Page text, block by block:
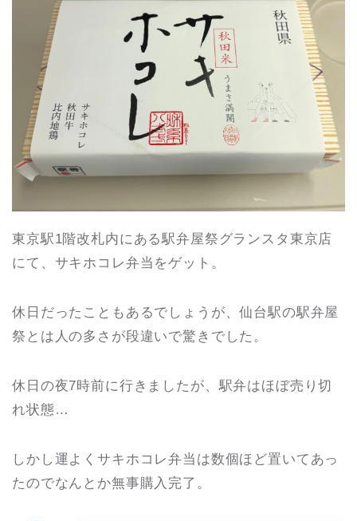
東京駅1階改札内にある駅弁屋祭グランスタ東京店
にて、サキホコレ弁当をゲット。
休日だったこともあるでしょうが、仙台駅の駅弁屋
祭とは人の多さが段違いで驚きでした。
休日の夜7時前に行きましたが、駅弁はほぼ売り切
れ状態…
しかし運よくサキホコレ弁当は数個ほど置いてあっ
たのでなんとか無事購入完了。